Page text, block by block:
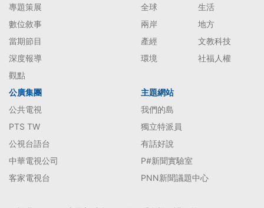
專題策展
數位敘事
當期節目
深度報導
觀點
全球
生活
兩岸
地方
產經
文教科技
環境
社福人權
公廣集團
公共電視
PTS TW
公視台語台
中華電視公司
客家電視台
主題網站
我們的島
獨立特派員
有話好說
P#新聞實驗室
PNN新聞議題中心